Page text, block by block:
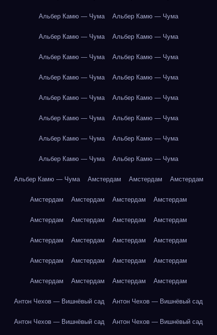
Альбер Камю — Чума Альбер Камю — Чума
Альбер Камю — Чума Альбер Камю — Чума
Альбер Камю — Чума Альбер Камю — Чума
Альбер Камю — Чума Альбер Камю — Чума
Альбер Камю — Чума Альбер Камю — Чума
Альбер Камю — Чума Альбер Камю — Чума
Альбер Камю — Чума Альбер Камю — Чума
Альбер Камю — Чума Альбер Камю — Чума
Альбер Камю — Чума Амстердам Амстердам Амстердам
Амстердам Амстердам Амстердам Амстердам
Амстердам Амстердам Амстердам Амстердам
Амстердам Амстердам Амстердам Амстердам
Амстердам Амстердам Амстердам Амстердам
Амстердам Амстердам Амстердам Амстердам
Антон Чехов — Вишнёвый сад Антон Чехов — Вишнёвый сад
Антон Чехов — Вишнёвый сад Антон Чехов — Вишнёвый сад